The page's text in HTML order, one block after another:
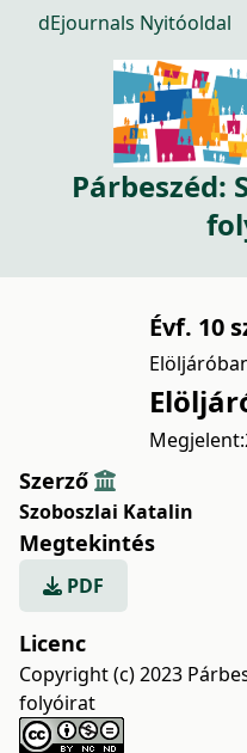
dEjournals Nyitóoldal
Párbeszéd:
Évf. 10
Megjelent:
Szerző
Szoboszlai Katalin
Megtekintés
PDF
Licenc
Copyright (c) 2023
folyóirat